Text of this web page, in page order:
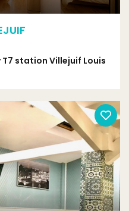
T7 station Villejuif Louis